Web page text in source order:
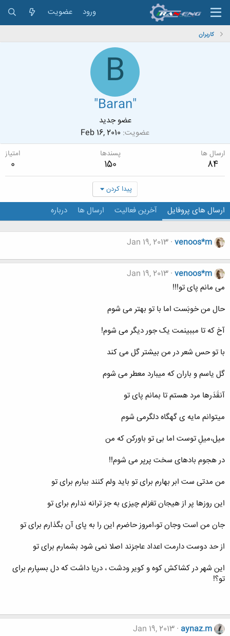
ورود عضویت
کاربران
B
"Baran"
عضو جدید
عضویت Feb 16, 2010
ارسال ها
84
پسندها
150
امتیاز
0
پیدا کردن
ارسال های پروفایل آخرین فعالیت ارسال ها درباره
venoos*m
Jan 19, 2013
venoos*m
Jan 19, 2013
می مانم پای تو!!!
حال من خوبَست اما با تو بهتر می شوم
آخ که تا مببینمت یک جور دیگر می شوم!
با تو حس شعر در من بیشتر گل می کند
گل یاسم و باران که میبارد معطر می شوم
آنقَدَرها مرد هستم تا بمانم پای تو
میتوانم مایه ی گهگاه دلگرمی شوم
میل،میلِ توست اما بی تو باورکن که من
در هجوم بادهای سخت پرپر می شوم!!
من مدتی ست ابر بهارم برای تو باید ولم کنند ببارم برای تو
این روزها پر از هیجان تغزلم چیزی به جز ترانه ندارم برای تو
جان من است وجان تو،امروز حاضرم این را به پای آن بگذارم برای تو
از حد دوست دارمت اعداد عاجزند اصلا نمی شود بشمارم برای تو
این شهر در کشاکش کوه و کویر ودشت ، دریا داشت که دل بسپارم برای
تو؟!
aynaz.m
Jan 19, 2013